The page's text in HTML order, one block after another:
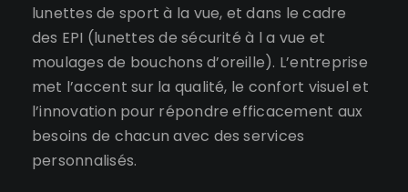
lunettes de sport à la vue, et dans le cadre
des EPI (lunettes de sécurité à l a vue et
moulages de bouchons d’oreille). L’entreprise
met l’accent sur la qualité, le confort visuel et
l’innovation pour répondre efficacement aux
besoins de chacun avec des services
personnalisés.